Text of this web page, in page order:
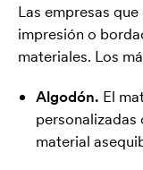
Las empresas
impresión o
materiales. Los
Algodón. El
material